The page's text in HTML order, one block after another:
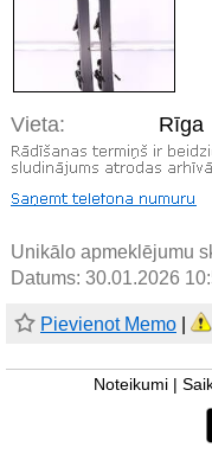
Vieta: Rīga
Unikālo apmeklējumu
Datums: 30.01.2026
Pievienot Memo
Noteikumi